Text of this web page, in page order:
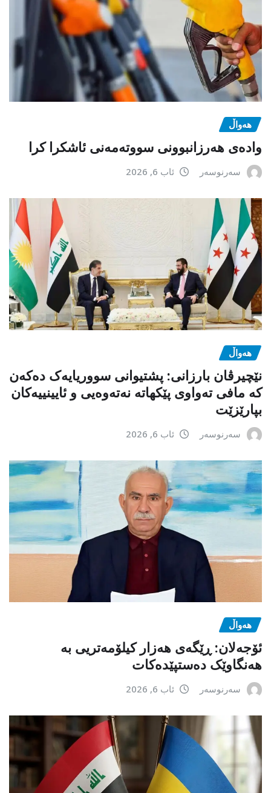
هەواڵ
وادەی هەرزانبوونی سووتەمەنی ئاشکرا کرا
سەرنوسەر ئاب 6, 2026
هەواڵ
نێچیرڤان بارزانی: پشتیوانی سووریایەک دەکەن
کە مافی تەواوی پێکهاتە نەتەوەیی و ئایینییەکان
بپارێزێت
سەرنوسەر ئاب 6, 2026
هەواڵ
ئۆجەلان: ڕێگەی هەزار کیلۆمەتریی بە
هەنگاوێک دەستپێدەکات
سەرنوسەر ئاب 6, 2026